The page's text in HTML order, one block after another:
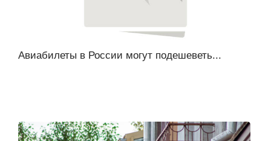
Авиабилеты в России могут подешеветь...